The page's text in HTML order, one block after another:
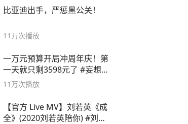
比亚迪出手，严惩黑公关！
11万次播放
一万元预算开局冲周年庆！第
一天就只剩3598元了 #妄想山
海
11万次播放
【官方 Live MV】刘若英《成
全》(2020刘若英陪你) #刘若